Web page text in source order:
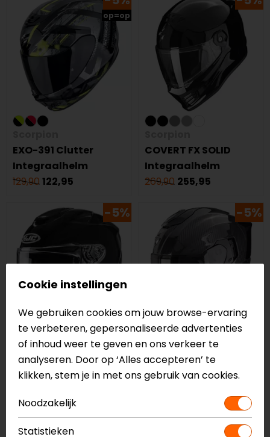
op=op
EXO-391 Clutter
Integraalhelm
129,90 122,95
COVERT FX SOLID
Integraalhelm
269,90 255,95
-5%
HJC
RPHA 72
Integraalhelm
-5%
Scorpion
Exo-1500 Carbon Air
Solid Integraalhelm
NIEUW
Cookie instellingen
We gebruiken cookies om jouw browse-ervaring
te verbeteren, gepersonaliseerde advertenties
of inhoud weer te geven en ons verkeer te
analyseren. Door op ‘Alles accepteren’ te
klikken, stem je in met ons gebruik van cookies.
Noodzakelijk
Statistieken